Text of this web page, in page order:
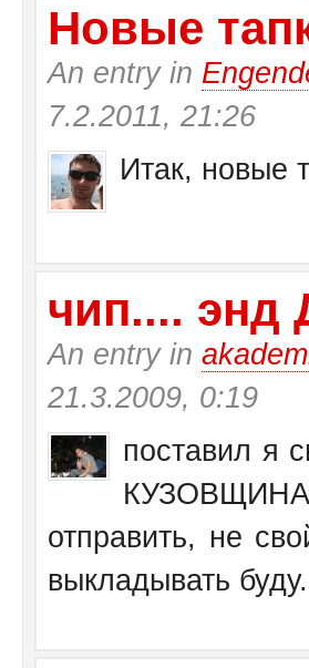
Новые
An entry in
7.2.2011, 21:26
Итак, новые
чип.... энд
An entry in
21.3.2009, 0:19
поставил я
отправить, не
выкладывать